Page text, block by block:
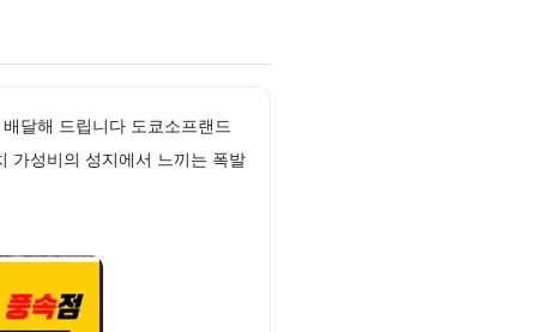
달해 드립니다 도쿄소프랜드
가성비의 성지에서 느끼는 폭발